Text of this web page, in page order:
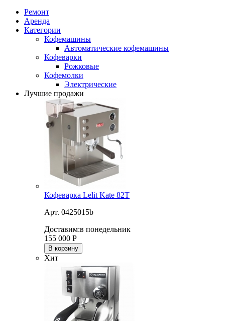
Ремонт
Аренда
Категории
Кофемашины
Автоматические кофемашины
Кофеварки
Рожковые
Кофемолки
Электрические
Лучшие продажи
Кофеварка Lelit Kate 82T
Арт. 0425015b
Доставим:в понедельник
155 000 Р
В корзину
Хит